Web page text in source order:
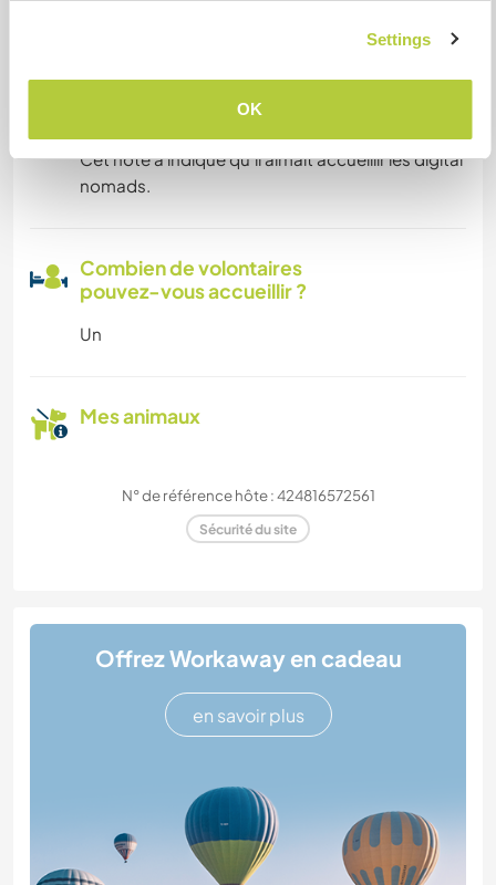
Settings
OK
Cet hôte a indiqué qu’il aimait accueillir les digital
nomads.
Combien de volontaires
pouvez-vous accueillir ?
Un
Mes animaux
N° de référence hôte : 424816572561
Sécurité du site
Offrez Workaway en cadeau
en savoir plus